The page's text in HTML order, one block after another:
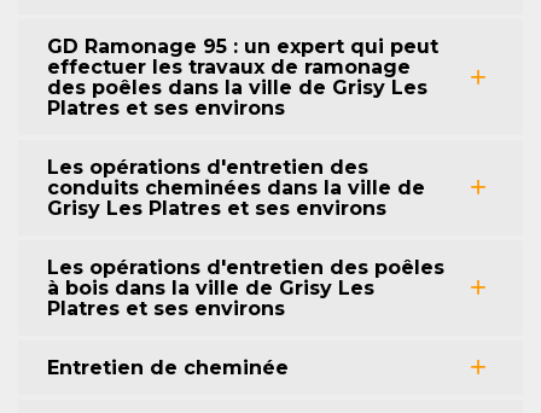
GD Ramonage 95 : un expert qui peut
effectuer les travaux de ramonage
des poêles dans la ville de Grisy Les
Platres et ses environs
Les opérations d'entretien des
conduits cheminées dans la ville de
Grisy Les Platres et ses environs
Les opérations d'entretien des poêles
à bois dans la ville de Grisy Les
Platres et ses environs
Entretien de cheminée